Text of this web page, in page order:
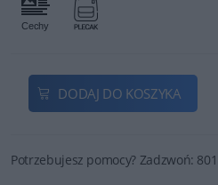
DODAJ DO KOSZYKA
Potrzebujesz pomocy? Zadzwoń: